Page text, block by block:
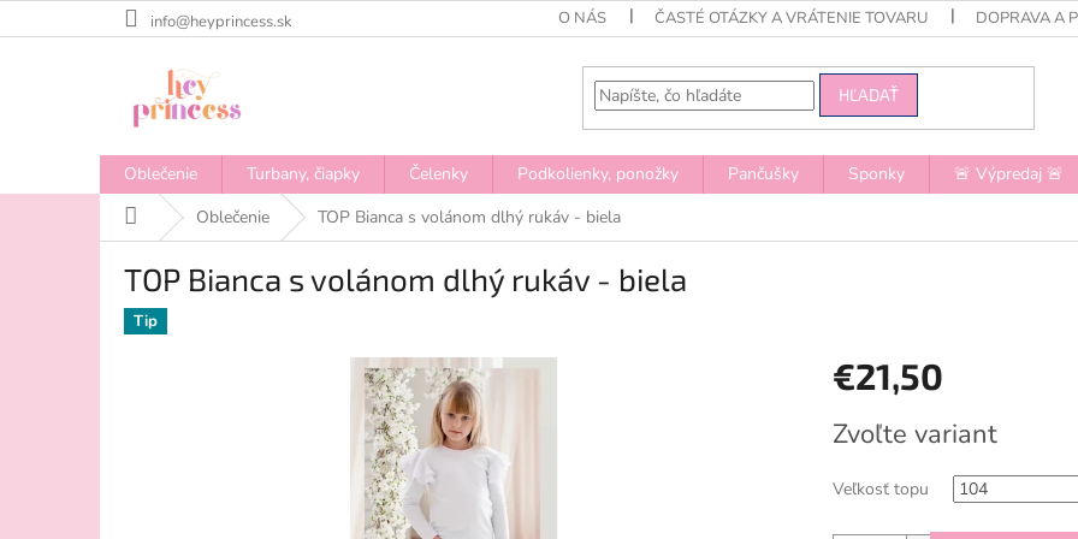
na
info@heyprincess.sk O NÁS ČASTÉ OTÁZKY A VRÁTENIE TOVARU DOPRAVA A
HĽADAŤ
Oblečenie Turbany, čiapky Čelenky Podkolienky, ponožky Pančušky Sponky 🚨 Výpredaj 🚨
DomovOblečenie TOP Bianca s volánom dlhý rukáv - biela
TOP Bianca s volánom dlhý rukáv - biela
Tip
€21,50
cena:
Zvoľte variant
Veľkosť topu